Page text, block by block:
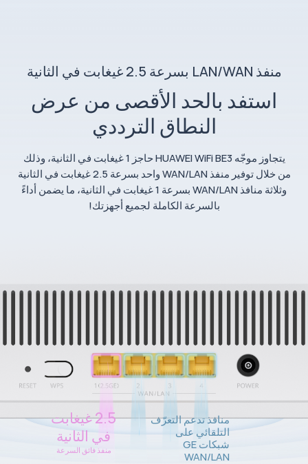
منفذ LAN/WAN بسرعة 2.5 غيغابت في الثانية
استفد بالحد الأقصى من عرض
النطاق الترددي
يتجاوز موجّه HUAWEI WiFi BE3 حاجز 1 غيغابت في الثانية، وذلك
من خلال توفير منفذ WAN/LAN واحد بسرعة 2.5 غيغابت في الثانية
وثلاثة منافذ WAN/LAN بسرعة 1 غيغابت في الثانية، ما يضمن أداءً
بالسرعة الكاملة لجميع أجهزتك!
‏2.5‏ غيغابت
في الثانية
منفذ فائق السرعة
منافذ تدعم التعرّف
التلقائي على
شبكات GE
WAN/LAN